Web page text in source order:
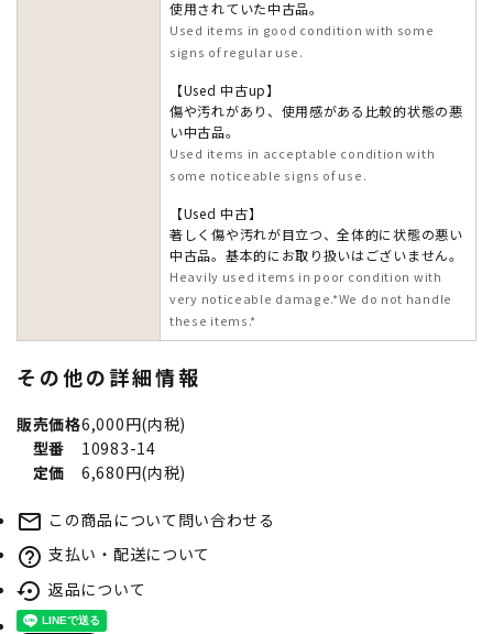
使用されていた中古品。
Used items in good condition with some
signs of regular use.
【Used 中古up】
傷や汚れがあり、使用感がある比較的状態の悪
い中古品。
Used items in acceptable condition with
some noticeable signs of use.
【Used 中古】
著しく傷や汚れが目立つ、全体的に状態の悪い
中古品。基本的にお取り扱いはございません。
Heavily used items in poor condition with
very noticeable damage.*We do not handle
these items.*
その他の詳細情報
販売価格6,000円(内税)
型番
10983-14
定価
6,680円(内税)
mail_outline この商品について問い合わせる
help_outline 支払い・配送について
settings_backup_restore 返品について